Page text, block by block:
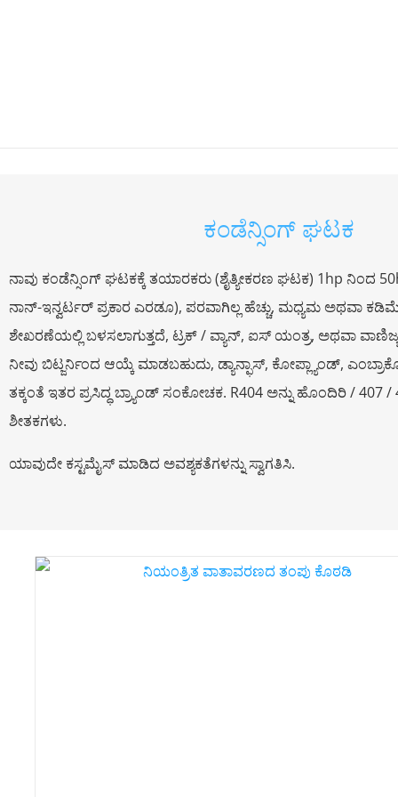
ಕಂಡೆನ್ಸಿಂಗ್ ಘಟಕ
ನಾವು ಕಂಡೆನ್ಸಿಂಗ್ ಘಟಕಕ್ಕೆ ತಯಾರಕರು (ಶೈತ್ಯೀಕರಣ ಘಟಕ) 1hp ನಿಂದ
ನಾನ್-ಇನ್ವರ್ಟರ್ ಪ್ರಕಾರ ಎರಡೂ), ಪರವಾಗಿಲ್ಲ ಹೆಚ್ಚು, ಮಧ್ಯಮ ಅಥವಾ
ಶೇಖರಣೆಯಲ್ಲಿ ಬಳಸಲಾಗುತ್ತದೆ, ಟ್ರಕ್ / ವ್ಯಾನ್, ಐಸ್ ಯಂತ್ರ, ಅಥವಾ ವಾಣಿಜ್ಯ
ನೀವು ಬಿಟ್ಜರ್ನಿಂದ ಆಯ್ಕೆ ಮಾಡಬಹುದು, ಡ್ಯಾನ್ಫಾಸ್, ಕೋಪ್ಲ್ಯಾಂಡ್,
ತಕ್ಕಂತೆ ಇತರ ಪ್ರಸಿದ್ಧ ಬ್ರ್ಯಾಂಡ್ ಸಂಕೋಚಕ. R404 ಅನ್ನು ಹೊಂದಿರಿ / 407
ಶೀತಕಗಳು.
ಯಾವುದೇ ಕಸ್ಟಮೈಸ್ ಮಾಡಿದ ಅವಶ್ಯಕತೆಗಳನ್ನು ಸ್ವಾಗತಿಸಿ.